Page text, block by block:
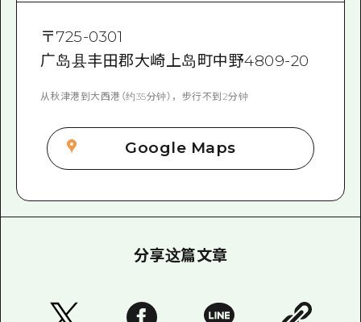
〒725-0301
广岛县丰田郡大崎上岛町中野4809-20
从秋津港到大西港（约35分钟），步行不到2分钟
Google Maps
分享这篇文章